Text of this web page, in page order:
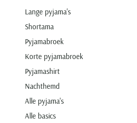
Lange pyjama's
Shortama
Pyjamabroek
Korte pyjamabroek
Pyjamashirt
Nachthemd
Alle pyjama's
Alle basics